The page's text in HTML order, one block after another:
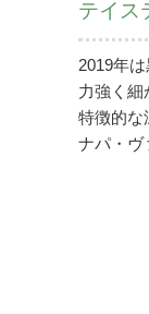
テイス
2019年
力強く細
特徴的な
ナパ・ヴ